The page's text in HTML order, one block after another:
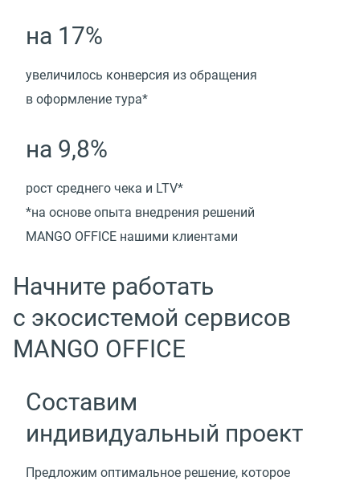
на 17%
увеличилось конверсия из обращения
в оформление тура*
на 9,8%
рост среднего чека и LTV*
*на основе опыта внедрения решений
MANGO OFFICE нашими клиентами
Начните работать
с экосистемой сервисов
MANGO OFFICE
Составим
индивидуальный проект
Предложим оптимальное решение, которое